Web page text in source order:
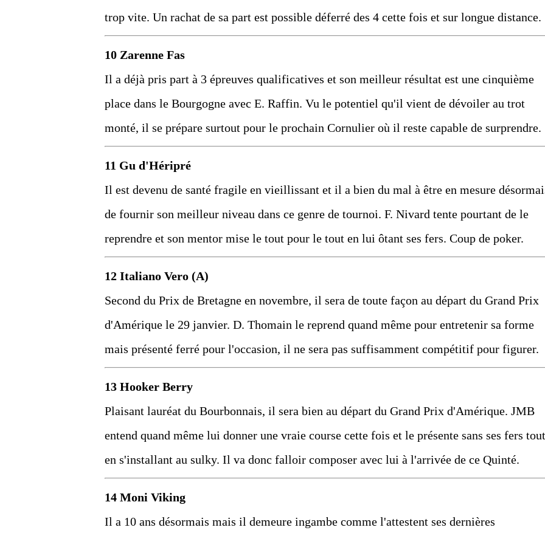
trop vite. Un rachat de sa part est possible déferré des 4 cette fois et sur longue distance.
10 Zarenne Fas
Il a déjà pris part à 3 épreuves qualificatives et son meilleur résultat est une cinquième
place dans le Bourgogne avec E. Raffin. Vu le potentiel qu'il vient de dévoiler au trot
monté, il se prépare surtout pour le prochain Cornulier où il reste capable de surprendre.
11 Gu d'Héripré
Il est devenu de santé fragile en vieillissant et il a bien du mal à être en mesure
de fournir son meilleur niveau dans ce genre de tournoi. F. Nivard tente pourtant de le
reprendre et son mentor mise le tout pour le tout en lui ôtant ses fers. Coup de poker.
12 Italiano Vero (A)
Second du Prix de Bretagne en novembre, il sera de toute façon au départ du Grand Prix
d'Amérique le 29 janvier. D. Thomain le reprend quand même pour entretenir sa forme
mais présenté ferré pour l'occasion, il ne sera pas suffisamment compétitif pour figurer.
13 Hooker Berry
Plaisant lauréat du Bourbonnais, il sera bien au départ du Grand Prix d'Amérique. JMB
entend quand même lui donner une vraie course cette fois et le présente sans ses fers tout
en s'installant au sulky. Il va donc falloir composer avec lui à l'arrivée de ce Quinté.
14 Moni Viking
Il a 10 ans désormais mais il demeure ingambe comme l'attestent ses dernières